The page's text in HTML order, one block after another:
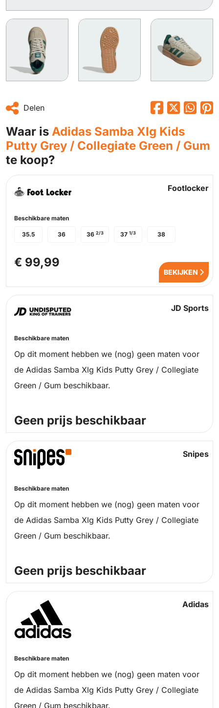
Delen
Waar is Adidas Samba Xlg Kids
Putty Grey / Collegiate Green / Gum
te koop?
JD Sports
Beschikbare maten
Op dit moment hebben we (nog) geen maten voor
de Adidas Samba Xlg Kids Putty Grey / Collegiate
Green / Gum beschikbaar.
Geen prijs beschikbaar
Snipes
Beschikbare maten
Op dit moment hebben we (nog) geen maten voor
de Adidas Samba Xlg Kids Putty Grey / Collegiate
Green / Gum beschikbaar.
Geen prijs beschikbaar
Adidas
Beschikbare maten
Op dit moment hebben we (nog) geen maten voor
de Adidas Samba Xlg Kids Putty Grey / Collegiate
Green / Gum beschikbaar.
Footlocker
Beschikbare maten
35.5 38
36 36 2/3 37 1/3
€ 99,99
BEKIJKEN